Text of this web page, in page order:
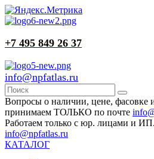
+7 495 849 26 37
info@npfatlas.ru
Вопросы о наличии, цене, фасовке
принимаем ТОЛЬКО по почте
Работаем только с юр. лицами и
info@npfatlas.ru
КАТАЛОГ